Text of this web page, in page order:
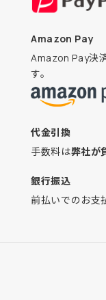
Amazon Pay
Amazon Pay決
す。
代金引換
手数料は弊社が
銀行振込
前払いでのお支